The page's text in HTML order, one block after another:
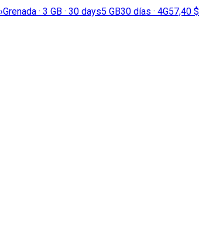
›Grenada · 3 GB · 30 days5 GB30 días · 4G57,40 $